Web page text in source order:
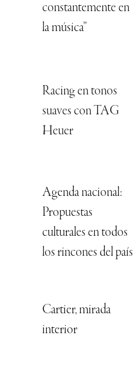
constantemente en
la música”
Racing en tonos
suaves con TAG
Heuer
Agenda nacional:
Propuestas
culturales en todos
los rincones del país
Cartier, mirada
interior